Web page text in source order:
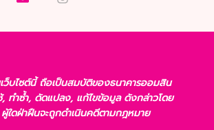
ว็บไซต์นี้ ถือเป็นสมบัติของธนาคารออมสิน
, ทำซ้ำ, ดัดแปลง, แก้ไขข้อมูล ดังกล่าวโดย
ใดฝ่าฝืนจะถูกดำเนินคดีตามกฎหมาย